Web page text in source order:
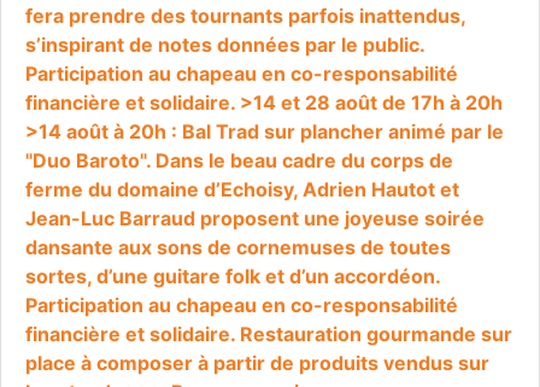
fera prendre des tournants parfois inattendus,
s’inspirant de notes données par le public.
Participation au chapeau en co-responsabilité
financière et solidaire. >14 et 28 août de 17h à 20h
>14 août à 20h : Bal Trad sur plancher animé par le
"Duo Baroto". Dans le beau cadre du corps de
ferme du domaine d’Echoisy, Adrien Hautot et
Jean-Luc Barraud proposent une joyeuse soirée
dansante aux sons de cornemuses de toutes
sortes, d’une guitare folk et d’un accordéon.
Participation au chapeau en co-responsabilité
financière et solidaire. Restauration gourmande sur
place à composer à partir de produits vendus sur